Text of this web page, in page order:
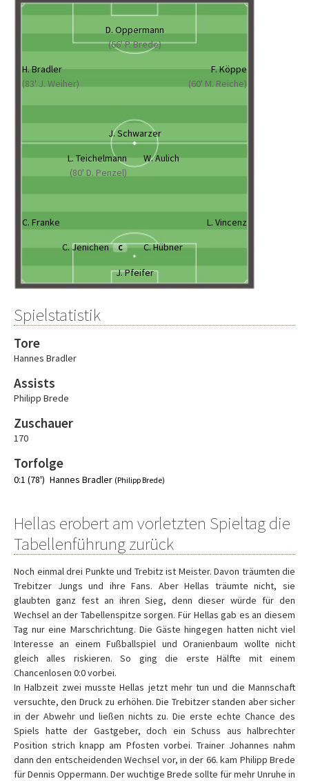
D. Oppermann
(66' P. Brede)
H. Bradler
(83' J. Weiher)
F. Köppe
(60' M. Reiche)
J. Schwarzer
L. Teichelmann
(80' D. Penzel)
W. Aulich
C. Franke
L. Vincenz
C. Jenichen
C C. Hübner
J. Pfeifer
Spielstatistik
Tore
Hannes Bradler
Assists
Philipp Brede
Zuschauer
170
Torfolge
0:1 (78') Hannes Bradler (Philipp Brede)
Hellas erobert am vorletzten Spieltag die
Tabellenführung zurück
Noch einmal drei Punkte und Trebitz ist Meister. Davon träumten die
Trebitzer Jungs und ihre Fans. Aber Hellas träumte nicht, sie
glaubten ganz fest an ihren Sieg, denn dieser würde für den
Wechsel an der Tabellenspitze sorgen. Für Hellas gab es an diesem
Tag nur eine Marschrichtung. Die Gäste hingegen hatten nicht viel
Interesse an einem Fußballspiel und Oranienbaum wollte nicht
gleich alles riskieren. So ging die erste Hälfte mit einem
Chancenlosen 0:0 vorbei.
In Halbzeit zwei musste Hellas jetzt mehr tun und die Mannschaft
versuchte, den Druck zu erhöhen. Die Trebitzer standen aber sicher
in der Abwehr und ließen nichts zu. Die erste echte Chance des
Spiels hatte der Gastgeber, doch ein Schuss aus halbrechter
Position strich knapp am Pfosten vorbei. Trainer Johannes nahm
dann den entscheidenden Wechsel vor, in der 66. kam Philipp Brede
für Dennis Oppermann. Der wuchtige Brede sollte für mehr Unruhe in